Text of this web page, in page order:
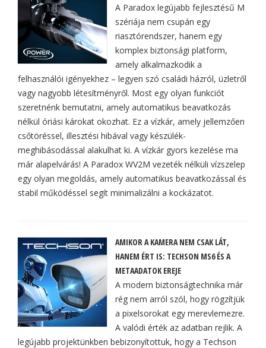
A Paradox legújabb fejlesztésű M
szériája nem csupán egy
riasztórendszer, hanem egy
komplex biztonsági platform,
amely alkalmazkodik a
felhasználói igényekhez – legyen szó családi házról, üzletről
vagy nagyobb létesítményről. Most egy olyan funkciót
szeretnénk bemutatni, amely automatikus beavatkozás
nélkül óriási károkat okozhat. Ez a vízkár, amely jellemzően
csőtöréssel, illesztési hibával vagy készülék-
meghibásodással alakulhat ki. A vízkár gyors kezelése ma
már alapelvárás! A Paradox WV2M vezeték nélküli vízszelep
egy olyan megoldás, amely automatikus beavatkozással és
stabil működéssel segít minimalizálni a kockázatot.
AMIKOR A KAMERA NEM CSAK LÁT,
HANEM ÉRT IS: TECHSON MS6 ÉS A
METAADATOK EREJE
A modern biztonságtechnika már
rég nem arról szól, hogy rögzítjük
a pixelsorokat egy merevlemezre.
A valódi érték az adatban rejlik. A
legújabb projektünkben bebizonyítottuk, hogy a Techson